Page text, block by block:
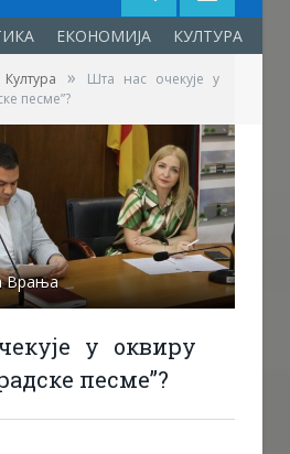
ЕКОНОМИЈА КУЛТУРА
Култура »
Шта нас очекује у
песме”?
Врања
у оквиру
песме”?